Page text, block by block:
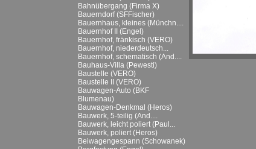
Bahnübergang (Firma X)
Bauerndorf (SFFischer)
Bauernhaus, kleines (Münchn....
Bauernhof II (Engel)
Bauernhof, fränkisch (VERO)
Bauernhof, niederdeutsch...
Bauernhof, schematisch (And....
Bauhaus-Villa (Pewesti)
Baustelle (VERO)
Baustelle II (VERO)
Bauwagen-Auto (BKF
Blumenau)
Bauwagen-Denkmal (Heros)
Bauwerk, 5-teilig (And....
Bauwerk, leicht poliert (Paul...
Bauwerk, poliert (Heros)
Beiwagengespann (Schowanek)